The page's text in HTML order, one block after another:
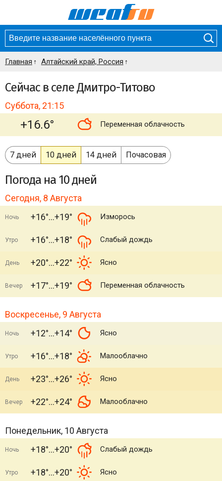
Главная Алтайский край, Россия
Сейчас в селе Дмитро-Титово
Суббота, 21:15
+16.6° Переменная облачность
7 дней 10 дней 14 дней Почасовая
Погода на 10 дней
Сегодня, 8 Августа
Ночь +16° +19° Изморось
Утро +16° +18° Слабый дождь
День +20° +22° Ясно
Вечер +17° +19° Переменная облачность
Воскресенье, 9 Августа
Ночь +12° +14° Ясно
Утро +16° +18° Малооблачно
День +23° +26° Ясно
Вечер +22° +24° Малооблачно
Понедельник, 10 Августа
Ночь +18° +20° Слабый дождь
Утро +18° +20° Ясно